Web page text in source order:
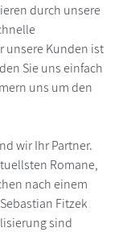
durch unsere
unsere Kunden ist
Sie uns einfach
uns um den
wir Ihr Partner.
Romane,
nach einem
Fitzek
sind